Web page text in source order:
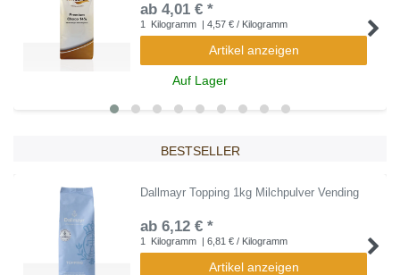
ab 4,01 € *
1 Kilogramm | 4,57 € / Kilogramm
Artikel anzeigen
Auf Lager
BESTSELLER
Dallmayr Topping 1kg Milchpulver Vending
ab 6,12 € *
1 Kilogramm | 6,81 € / Kilogramm
Artikel anzeigen